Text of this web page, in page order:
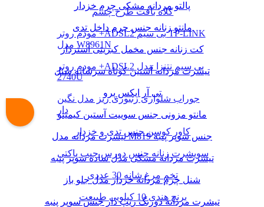
کلاه بافت طرح چشم
مودم روتر +ADSL2 بی سیم TP-LINK
مدل W8961N
مودم روتر +ADSL2 بی سیم نتنزا مدل
2740U
جوراب شلواری زنبوری ریز مدل نگین
دار
کاور کوسن جنس تدی و خزدار
سویشرت زنانه جنس دورس جیب پاکتی
تخم مرغ شانه 30 عددی
برنج هندی 10 کیلویی طبیعت
پالتو مردانه مشکی چرم خزدار
مانتو زنانه جنس چرم داخل تدی
کت زنانه جنس مخمل کبریتی آستردار
تیشرت مردانه آستین کوتاه سرشانه شنل
تی آر ایکس پرو
مانتو مزونی جنس سوییت آستین کیمینو
تیشرت مردانه مدل M819 جنس سوپر پنبه
تیشرت مردانه مشکی مدل ساده سوپر پنبه
شنل چرم مردانه خزدار مدل جلو باز
تیشرت مردانه دورنگ زیپ دار جنس سوپر پنبه